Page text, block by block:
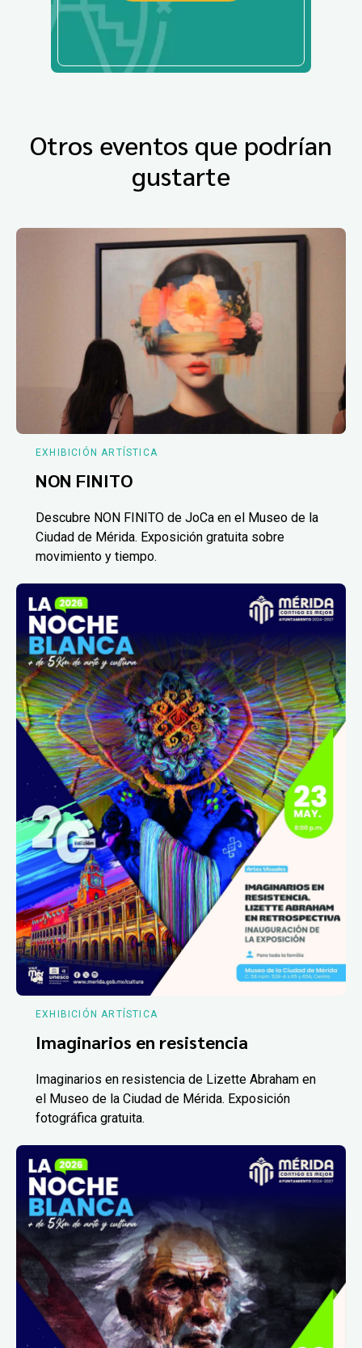
Otros eventos que podrían
gustarte
EXHIBICIÓN ARTÍSTICA
NON FINITO
Descubre NON FINITO de JoCa en el Museo de la
Ciudad de Mérida. Exposición gratuita sobre
movimiento y tiempo.
EXHIBICIÓN ARTÍSTICA
Imaginarios en resistencia
Imaginarios en resistencia de Lizette Abraham en
el Museo de la Ciudad de Mérida. Exposición
fotográfica gratuita.